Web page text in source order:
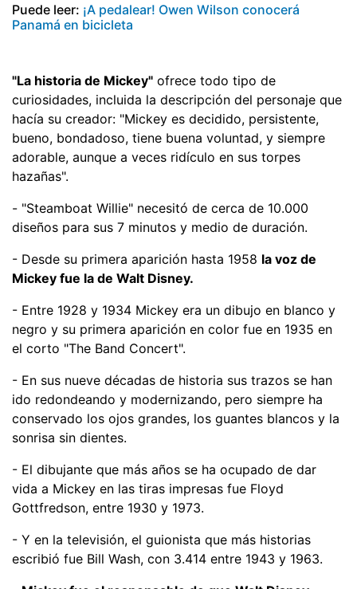
Puede leer: ¡A pedalear! Owen Wilson conocerá
Panamá en bicicleta
"La historia de Mickey" ofrece todo tipo de
curiosidades, incluida la descripción del personaje que
hacía su creador: "Mickey es decidido, persistente,
bueno, bondadoso, tiene buena voluntad, y siempre
adorable, aunque a veces ridículo en sus torpes
hazañas".
- "Steamboat Willie" necesitó de cerca de 10.000
diseños para sus 7 minutos y medio de duración.
- Desde su primera aparición hasta 1958 la voz de
Mickey fue la de Walt Disney.
- Entre 1928 y 1934 Mickey era un dibujo en blanco y
negro y su primera aparición en color fue en 1935 en
el corto "The Band Concert".
- En sus nueve décadas de historia sus trazos se han
ido redondeando y modernizando, pero siempre ha
conservado los ojos grandes, los guantes blancos y la
sonrisa sin dientes.
- El dibujante que más años se ha ocupado de dar
vida a Mickey en las tiras impresas fue Floyd
Gottfredson, entre 1930 y 1973.
- Y en la televisión, el guionista que más historias
escribió fue Bill Wash, con 3.414 entre 1943 y 1963.